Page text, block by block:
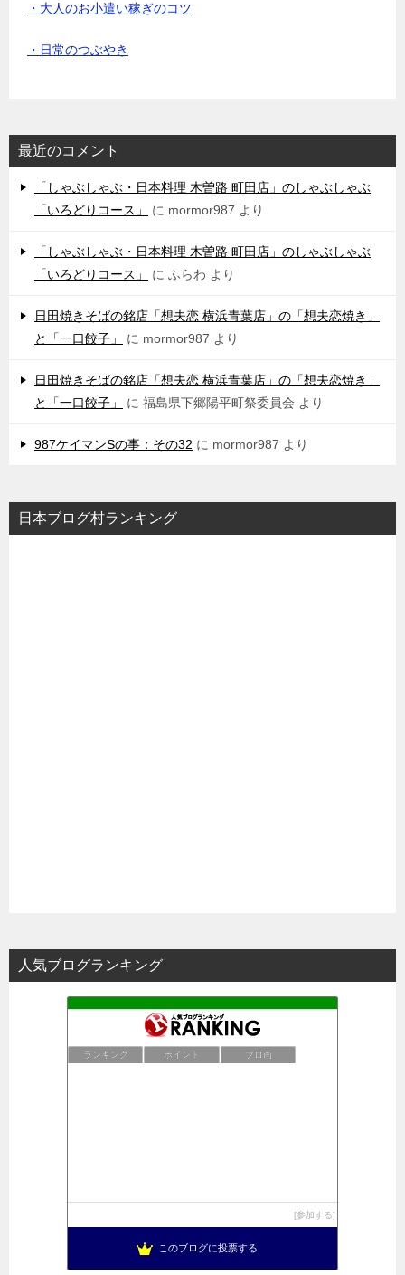
・大人のお小遣い稼ぎのコツ
・日常のつぶやき
最近のコメント
「しゃぶしゃぶ・日本料理 木曽路 町田店」のしゃぶしゃぶ
「いろどりコース」
に mormor987 より
「しゃぶしゃぶ・日本料理 木曽路 町田店」のしゃぶしゃぶ
「いろどりコース」
に ふらわ より
日田焼きそばの銘店「想夫恋 横浜青葉店」の「想夫恋焼き」
と「一口餃子」
に mormor987 より
日田焼きそばの銘店「想夫恋 横浜青葉店」の「想夫恋焼き」
と「一口餃子」
に 福島県下郷陽平町祭委員会 より
987ケイマンSの事：その32 に mormor987 より
日本ブログ村ランキング
人気ブログランキング
ランキング ポイント ブロ画
参加する
このブログに投票する